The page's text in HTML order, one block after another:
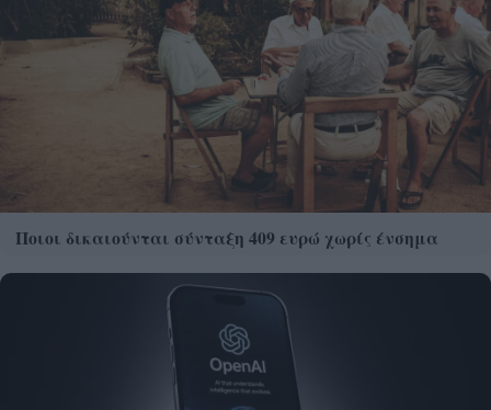
Ποιοι δικαιούνται σύνταξη 409 ευρώ χωρίς ένσημα